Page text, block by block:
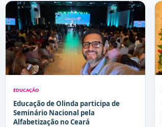
EDUCAÇÃO
Educação de Olinda participa de
Seminário Nacional pela
Alfabetização no Ceará